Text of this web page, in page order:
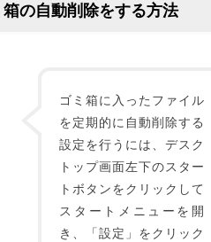
の自動削除をする方法
ゴミ箱に入ったファイル
を定期的に自動削除する
設定を行うには、デスク
トップ画面左下のスター
トボタンをクリックして
スタートメニューを開
き、「設定」をクリック